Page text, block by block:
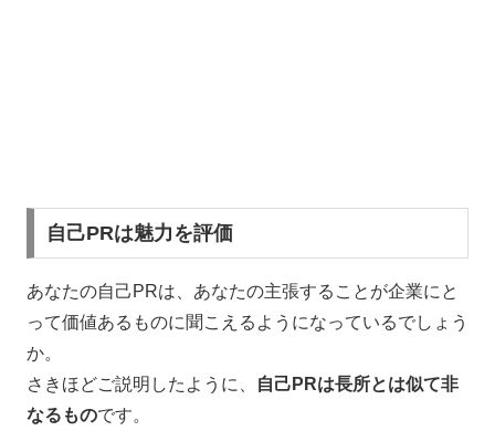
自己PRは魅力を評価
あなたの自己PRは、あなたの主張することが企業にと
って価値あるものに聞こえるようになっているでしょう
か。
さきほどご説明したように、
自己PRは長所とは似て非
なるものです。